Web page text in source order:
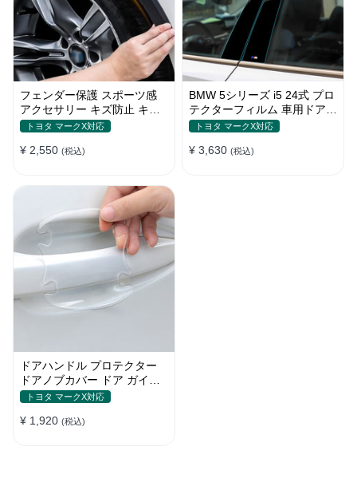
フェンダー保護 スポーツ感
アクセサリー キズ防止 キズ
隠し プロテクションステッカ
トヨタ マークX対応
¥ 2,550 (税込)
BMW 5シリーズ i5 24式 プロ
テクターフィルム 車用ドアフ
ィルム 車包装フィルム チッ
トヨタ マークX対応
¥ 3,630 (税込)
ドアハンドル プロテクター
ドアノブカバー ドア ガイド
傷防止透明シール カバー ス
ブガード 保護 外装 シール
トヨタ マークX対応
¥ 1,920 (税込)